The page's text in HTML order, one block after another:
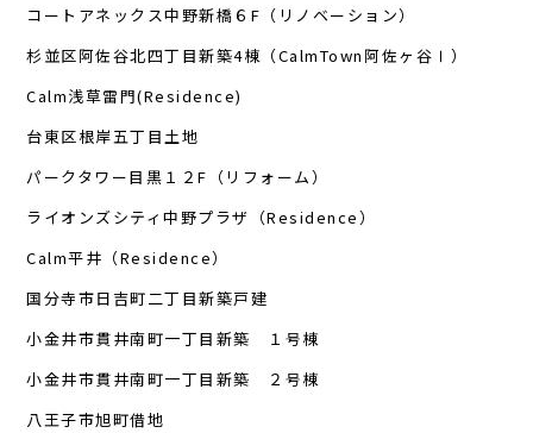
コートアネックス中野新橋６F（リノベーション）
杉並区阿佐谷北四丁目新築4棟（CalmTown阿佐ヶ谷Ⅰ）
Calm浅草雷門(Residence)
台東区根岸五丁目土地
パークタワー目黒１２F（リフォーム）
ライオンズシティ中野プラザ（Residence）
Calm平井（Residence）
国分寺市日吉町二丁目新築戸建
小金井市貫井南町一丁目新築 １号棟
小金井市貫井南町一丁目新築 ２号棟
八王子市旭町借地